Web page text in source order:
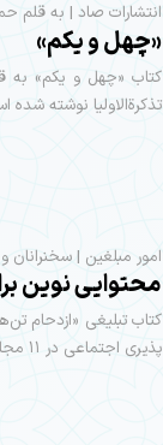
انتشارات صاد | به قلم
«چهل و یکم»
کتاب «چهل و یکم» به
تذکرةالاولیا نوشته شده
امور مبلغین | سخنرانان
محتوایی نوین
کتاب تبلیغی «ازدحام
پذیری اجتماعی در ۱۱ مجلس برای استفاده مبلغین و سخنرانان در ماه محرم و صفر منتشر شد.